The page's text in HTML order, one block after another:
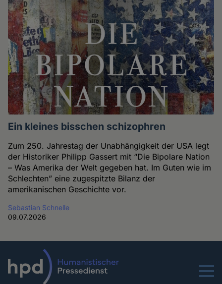
Ein kleines bisschen schizophren
Zum 250. Jahrestag der Unabhängigkeit der USA legt
der Historiker Philipp Gassert mit “Die Bipolare Nation
– Was Amerika der Welt gegeben hat. Im Guten wie im
Schlechten” eine zugespitzte Bilanz der
amerikanischen Geschichte vor.
Sebastian Schnelle
09.07.2026
Menu